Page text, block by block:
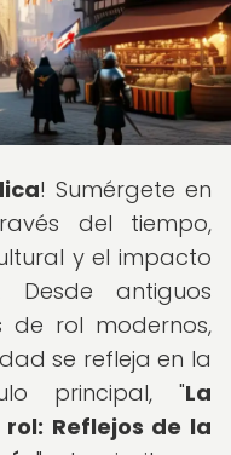
! Sumérgete en
del tiempo,
y el impacto
Desde antiguos
de rol modernos,
se refleja en la
principal, "La
Reflejos de la